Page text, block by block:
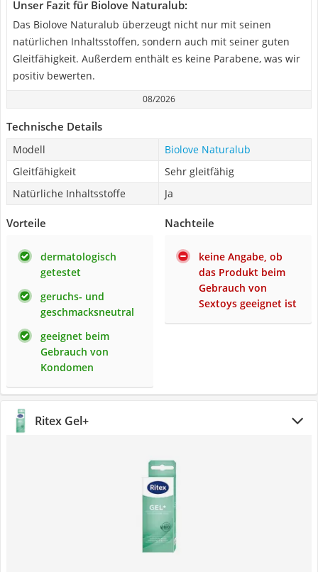
Unser Fazit für Biolove Naturalub:
Das Biolove Naturalub überzeugt nicht nur mit seinen
natürlichen Inhaltsstoffen, sondern auch mit seiner guten
Gleitfähigkeit. Außerdem enthält es keine Parabene, was wir
positiv bewerten.
08/2026
Technische Details
Modell
Biolove Naturalub
Gleitfähigkeit
Sehr gleitfähig
Natürliche Inhaltsstoffe
Ja
Vorteile
dermatologisch
getestet
geruchs- und
geschmacksneutral
geeignet beim
Gebrauch von
Kondomen
Nachteile
keine Angabe, ob
das Produkt beim
Gebrauch von
Sextoys geeignet ist
Ritex Gel+